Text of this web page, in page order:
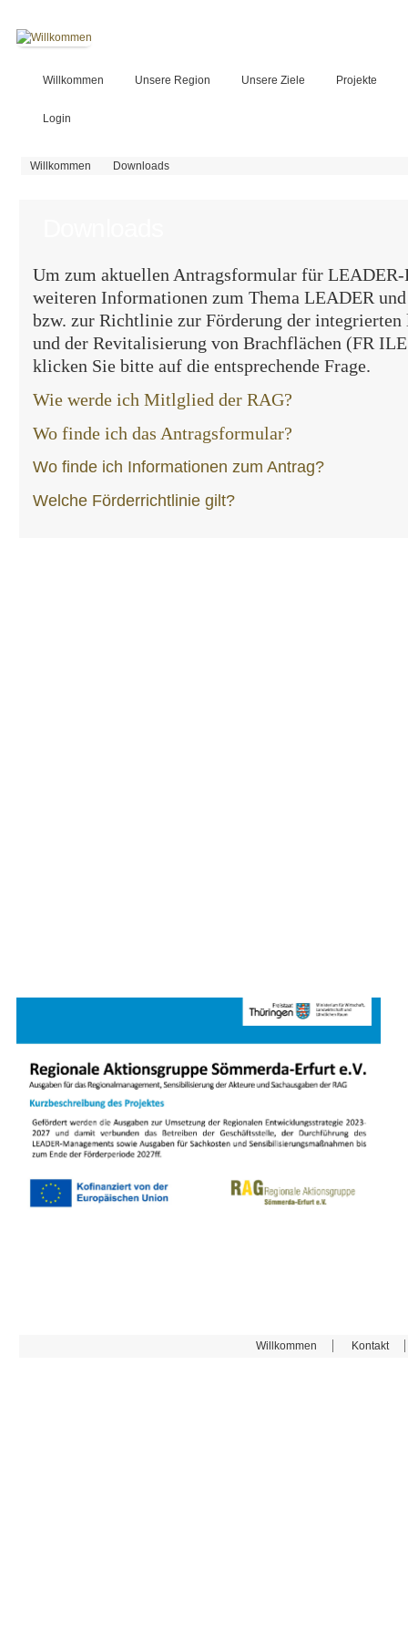
Willkommen Unsere Region Unsere Ziele Projekte
Login
Sie sind hier
Willkommen Downloads
Um zum aktuellen Antragsformular für LEADER-
weiteren Informationen zum Thema LEADER
bzw. zur Richtlinie zur Förderung der
und der Revitalisierung von Brachflächen (FR
klicken Sie bitte auf die entsprechende Frage.
Wie werde ich Mitlglied der RAG?
Wo finde ich das Antragsformular?
Wo finde ich Informationen zum Antrag?
Welche Förderrichtlinie gilt?
Willkommen Kontakt